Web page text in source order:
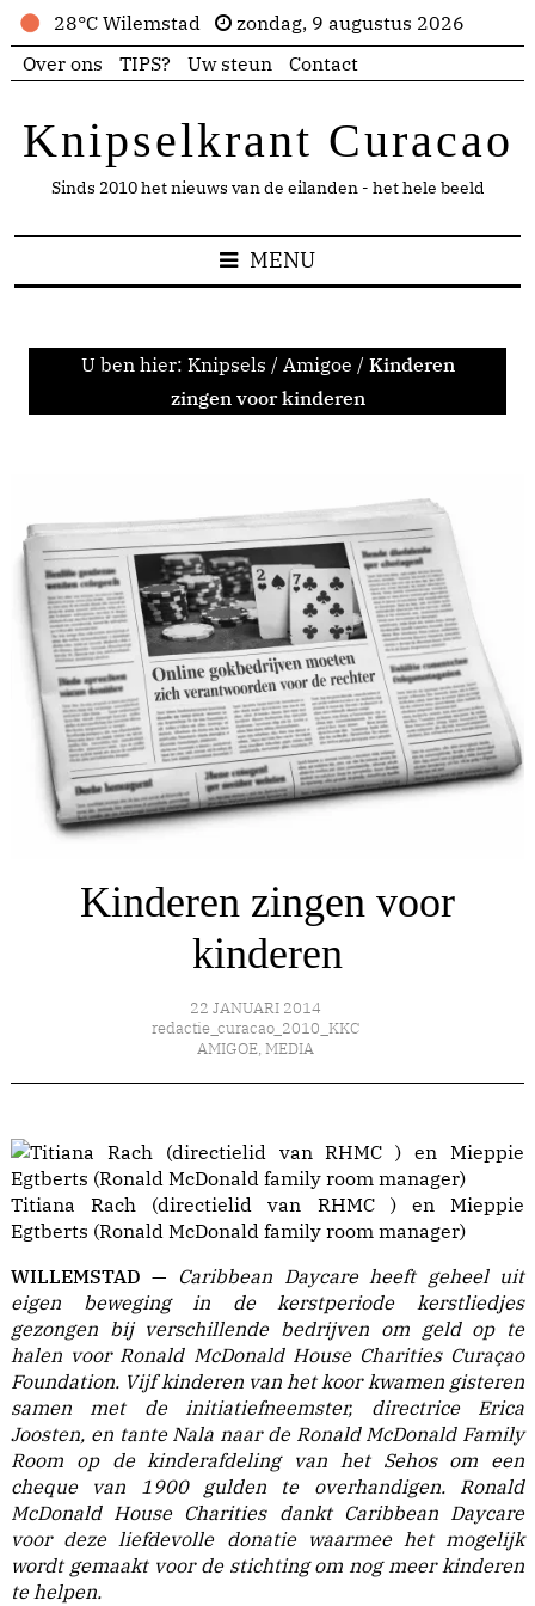
28°C Wilemstad
zondag, 9 augustus 2026
Over ons
TIPS? Uw steun Contact
Knipselkrant Curacao
Sinds 2010 het nieuws van de eilanden - het hele beeld
MENU
U ben hier: Knipsels / Amigoe / Kinderen
zingen voor kinderen
Kinderen zingen voor
kinderen
22 JANUARI 2014
redactie_curacao_2010_KKC
AMIGOE, MEDIA
Titiana Rach (directielid van RHMC ) en Mieppie
Egtberts (Ronald McDonald family room manager)
WILLEMSTAD — Caribbean Daycare heeft geheel uit
eigen beweging in de kerstperiode kerstliedjes
gezongen bij verschillende bedrijven om geld op te
halen voor Ronald McDonald House Charities Curaçao
Foundation. Vijf kinderen van het koor kwamen gisteren
samen met de initiatiefneemster, directrice Erica
Joosten, en tante Nala naar de Ronald McDonald Family
Room op de kinderafdeling van het Sehos om een
cheque van 1900 gulden te overhandigen. Ronald
McDonald House Charities dankt Caribbean Daycare
voor deze liefdevolle donatie waarmee het mogelijk
wordt gemaakt voor de stichting om nog meer kinderen
te helpen.